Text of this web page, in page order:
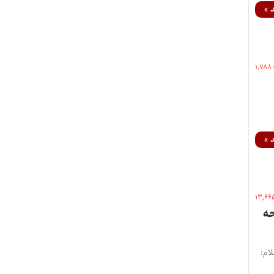
»
۱,۷۸۸
»
«د» ماده ۸ لایحه
844ح تاریخ نظریه : ۱۴۰۳/۰۲/۳۱ استعلام: